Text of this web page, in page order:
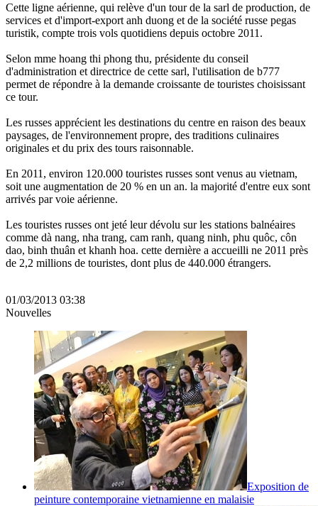
Cette ligne aérienne, qui relève d'un tour de la sarl de production, de
services et d'import-export anh duong et de la société russe pegas
turistik, compte trois vols quotidiens depuis octobre 2011.
Selon mme hoang thi phong thu, présidente du conseil
d'administration et directrice de cette sarl, l'utilisation de b777
permet de répondre à la demande croissante de touristes choisissant
ce tour.
Les russes apprécient les destinations du centre en raison des beaux
paysages, de l'environnement propre, des traditions culinaires
originales et du prix des tours raisonnable.
En 2011, environ 120.000 touristes russes sont venus au vietnam,
soit une augmentation de 20 % en un an. la majorité d'entre eux sont
arrivés par voie aérienne.
Les touristes russes ont jeté leur dévolu sur les stations balnéaires
comme dà nang, nha trang, cam ranh, quang ninh, phu quôc, côn
dao, binh thuân et khanh hoa. cette dernière a accueilli ne 2011 près
de 2,2 millions de touristes, dont plus de 440.000 étrangers.
01/03/2013 03:38
Nouvelles
Exposition de
peinture contemporaine vietnamienne en malaisie